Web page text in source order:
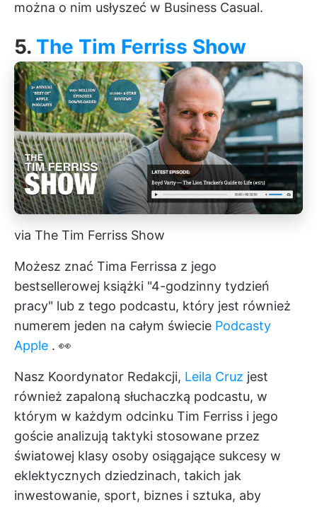
można o nim usłyszeć w Business Casual.
5. The Tim Ferriss Show
via The Tim Ferriss Show
Możesz znać Tima Ferrissa z jego
bestsellerowej książki "4-godzinny tydzień
pracy" lub z tego podcastu, który jest również
numerem jeden na całym świecie Podcasty
Apple . 👀
Nasz Koordynator Redakcji, Leila Cruz jest
również zapaloną słuchaczką podcastu, w
którym w każdym odcinku Tim Ferriss i jego
goście analizują taktyki stosowane przez
światowej klasy osoby osiągające sukcesy w
eklektycznych dziedzinach, takich jak
inwestowanie, sport, biznes i sztuka, aby